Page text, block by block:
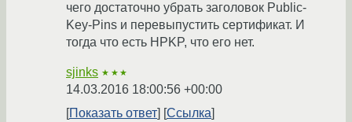
чего достаточно убрать заголовок Public-
Key-Pins и перевыпустить сертификат. И
тогда что есть HPKP, что его нет.
sjinks ★★★
14.03.2016 18:00:56 +00:00
Показать ответ
Ссылка